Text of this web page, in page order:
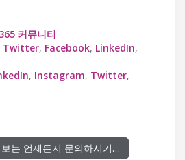
커뮤니티
Twitter, Facebook, LinkedIn,
, Instagram, Twitter,
는 언제든지 문의하시기…